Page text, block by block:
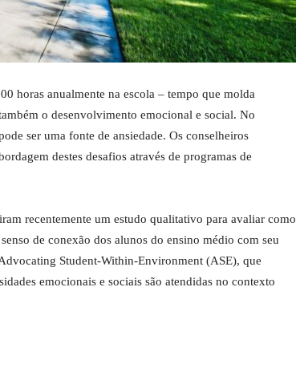
horas anualmente na escola – tempo que molda
o desenvolvimento emocional e social. No
ser uma fonte de ansiedade. Os conselheiros
destes desafios através de programas de
recentemente um estudo qualitativo para avaliar como
de conexão dos alunos do ensino médio com seu
Student-Within-Environment (ASE), que
emocionais e sociais são atendidas no contexto